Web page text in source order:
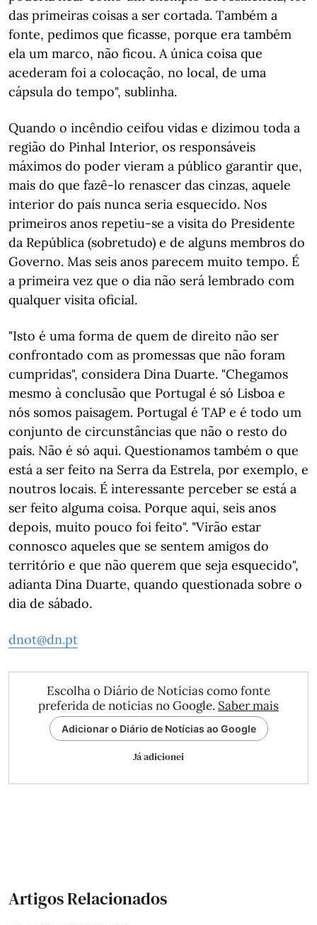
das primeiras coisas a ser cortada. Também a
fonte, pedimos que ficasse, porque era também
ela um marco, não ficou. A única coisa que
acederam foi a colocação, no local, de uma
cápsula do tempo", sublinha.
Quando o incêndio ceifou vidas e dizimou toda a
região do Pinhal Interior, os responsáveis
máximos do poder vieram a público garantir que,
mais do que fazê-lo renascer das cinzas, aquele
interior do país nunca seria esquecido. Nos
primeiros anos repetiu-se a visita do Presidente
da República (sobretudo) e de alguns membros do
Governo. Mas seis anos parecem muito tempo. É
a primeira vez que o dia não será lembrado com
qualquer visita oficial.
"Isto é uma forma de quem de direito não ser
confrontado com as promessas que não foram
cumpridas", considera Dina Duarte. "Chegamos
mesmo à conclusão que Portugal é só Lisboa e
nós somos paisagem. Portugal é TAP e é todo um
conjunto de circunstâncias que não o resto do
país. Não é só aqui. Questionamos também o que
está a ser feito na Serra da Estrela, por exemplo, e
noutros locais. É interessante perceber se está a
ser feito alguma coisa. Porque aqui, seis anos
depois, muito pouco foi feito". "Virão estar
connosco aqueles que se sentem amigos do
território e que não querem que seja esquecido",
adianta Dina Duarte, quando questionada sobre o
dia de sábado.
dnot@dn.pt
Escolha o Diário de Notícias como fonte
preferida de notícias no Google. Saber mais
Adicionar o Diário de Notícias ao Google
Já adicionei
Artigos Relacionados